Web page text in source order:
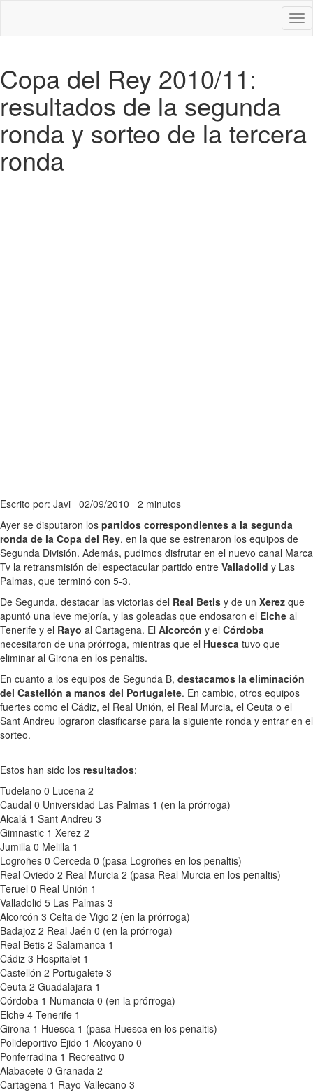
Copa del Rey 2010/11:
resultados de la segunda
ronda y sorteo de la tercera
ronda
Escrito por: Javi 02/09/2010 2 minutos
Ayer se disputaron los partidos correspondientes a la segunda
ronda de la Copa del Rey, en la que se estrenaron los equipos de
Segunda División. Además, pudimos disfrutar en el nuevo canal Marca
Tv la retransmisión del espectacular partido entre Valladolid y Las
Palmas, que terminó con 5-3.
De Segunda, destacar las victorias del Real Betis y de un Xerez que
apuntó una leve mejoría, y las goleadas que endosaron el Elche al
Tenerife y el Rayo al Cartagena. El Alcorcón y el Córdoba
necesitaron de una prórroga, mientras que el Huesca tuvo que
eliminar al Girona en los penaltis.
En cuanto a los equipos de Segunda B, destacamos la eliminación
del Castellón a manos del Portugalete. En cambio, otros equipos
fuertes como el Cádiz, el Real Unión, el Real Murcia, el Ceuta o el
Sant Andreu lograron clasificarse para la siguiente ronda y entrar en el
sorteo.
Estos han sido los resultados:
Tudelano 0 Lucena 2
Caudal 0 Universidad Las Palmas 1 (en la prórroga)
Alcalá 1 Sant Andreu 3
Gimnastic 1 Xerez 2
Jumilla 0 Melilla 1
Logroñes 0 Cerceda 0 (pasa Logroñes en los penaltis)
Real Oviedo 2 Real Murcia 2 (pasa Real Murcia en los penaltis)
Teruel 0 Real Unión 1
Valladolid 5 Las Palmas 3
Alcorcón 3 Celta de Vigo 2 (en la prórroga)
Badajoz 2 Real Jaén 0 (en la prórroga)
Real Betis 2 Salamanca 1
Cádiz 3 Hospitalet 1
Castellón 2 Portugalete 3
Ceuta 2 Guadalajara 1
Córdoba 1 Numancia 0 (en la prórroga)
Elche 4 Tenerife 1
Girona 1 Huesca 1 (pasa Huesca en los penaltis)
Polideportivo Ejido 1 Alcoyano 0
Ponferradina 1 Recreativo 0
Alabacete 0 Granada 2
Cartagena 1 Rayo Vallecano 3